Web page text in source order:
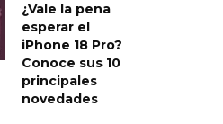
¿Vale la pena
esperar el
iPhone 18 Pro?
Conoce sus 10
principales
novedades